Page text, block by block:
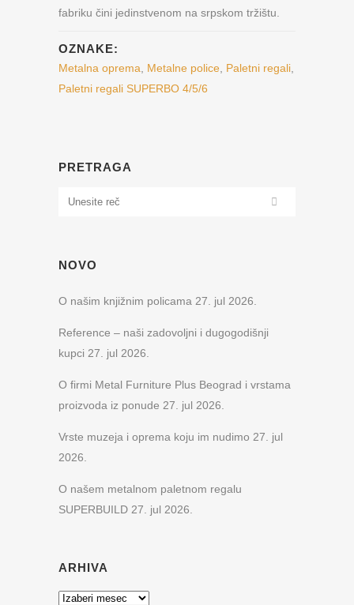
fabriku čini jedinstvenom na srpskom tržištu.
OZNAKE:
Metalna oprema, Metalne police, Paletni regali,
Paletni regali SUPERBO 4/5/6
PRETRAGA
NOVO
O našim knjižnim policama 27. jul 2026.
Reference – naši zadovoljni i dugogodišnji
kupci 27. jul 2026.
O firmi Metal Furniture Plus Beograd i vrstama
proizvoda iz ponude 27. jul 2026.
Vrste muzeja i oprema koju im nudimo 27. jul
2026.
O našem metalnom paletnom regalu
SUPERBUILD 27. jul 2026.
ARHIVA
Arhiva